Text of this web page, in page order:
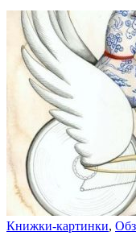
Книжки-картинки,